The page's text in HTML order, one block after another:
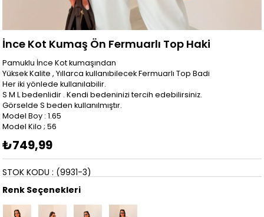
İnce Kot Kumaş Ön Fermuarlı Top Haki
Pamuklu İnce Kot kumaşından
Yüksek Kalite , Yıllarca kullanıbilecek Fermuarlı Top Badi
Her iki yönlede kullanılabilir.
S M L bedenlidir . Kendi bedeninizi tercih edebilirsiniz.
Görselde S beden kullanılmıştır.
Model Boy : 1.65
Model Kilo ; 56
₺749,99
(9931-3)
STOK KODU
Renk Seçenekleri